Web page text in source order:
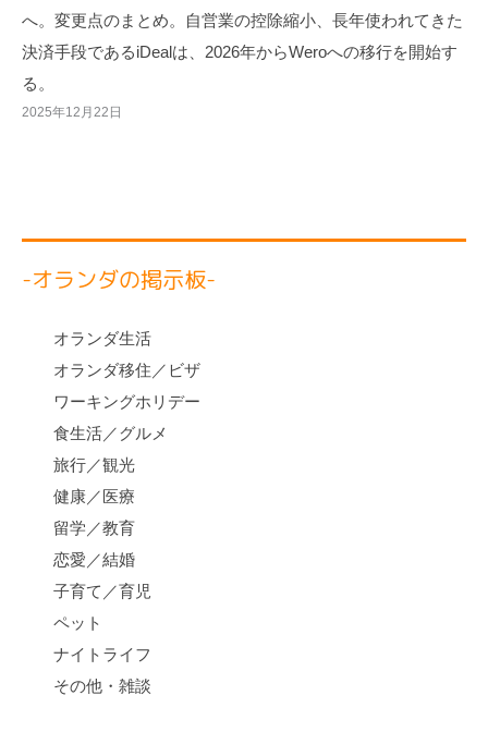
へ。変更点のまとめ。自営業の控除縮小、長年使われてきた
決済手段であるiDealは、2026年からWeroへの移行を開始す
る。
2025年12月22日
-オランダの掲示板-
オランダ生活
オランダ移住／ビザ
ワーキングホリデー
食生活／グルメ
旅行／観光
健康／医療
留学／教育
恋愛／結婚
子育て／育児
ペット
ナイトライフ
その他・雑談